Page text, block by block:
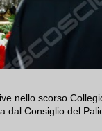
nello scorso
dal Consiglio del